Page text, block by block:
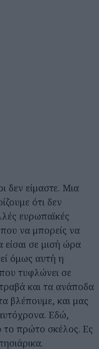
δεν είμαστε. Μια
ότι δεν
ευρωπαϊκές
να μπορείς να
είσαι σε μισή ώρα
όμως αυτή η
τυφλώνει σε
και τα ανάποδα
βλέπουμε, και μας
Εδώ,
πρώτο σκέλος. Ες